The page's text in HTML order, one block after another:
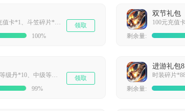
礼包内容：500元充值卡*1、斗笠碎片*188、盾牌碎片*188、勋章碎片*188
100%
领取
双节礼包
剩余量:
1元红包*10、初级等级丹*10、中级等级丹*10、高级等级丹*10
99%
领取
进游礼包8
剩余量: